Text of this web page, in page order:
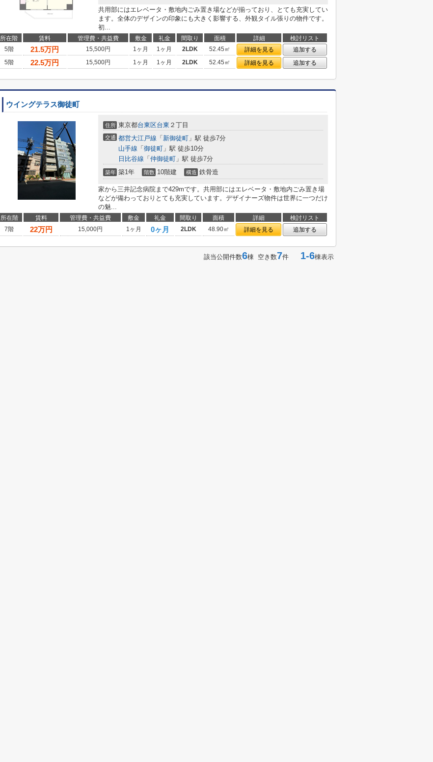
共用部にはエレベータ・敷地内ごみ置き場などが揃っており、とても充実してい
ます。全体のデザインの印象にも大きく影響する、外観タイル張りの物件です。
初...
所在階 賃料 管理費・共益費 敷金 礼金 間取り 面積 詳細
検討リスト
5階
21.5万円 15,500円 1ヶ月 1ヶ月 2LDK 52.45㎡ 詳細を見る
追加する
5階
22.5万円 15,500円 1ヶ月 1ヶ月 2LDK 52.45㎡ 詳細を見る 追加する
ウイングテラス御徒町
住所 東京都台東区台東 ２丁目
交通 都営大江戸線 「 新御徒町 」駅 徒歩7分
山手線 「 御徒町 」駅 徒歩10分
日比谷線 「 仲御徒町 」駅 徒歩7分
築年 築1年 階数 10階建 構造 鉄骨造
家から三井記念病院まで429mです。共用部にはエレベータ・敷地内ごみ置き場
などが備わっておりとても充実しています。デザイナーズ物件は世界に一つだけ
の魅...
所在階 賃料 管理費・共益費 敷金 礼金 間取り 面積 詳細
検討リスト
7階
22万円 15,000円 1ヶ月 0ヶ月 2LDK 48.90㎡ 詳細を見る 追加する
該当公開件数6棟 空き数7件 1-6棟表示